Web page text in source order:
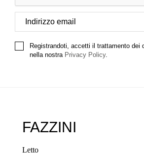
Registrandoti, accetti il trattamento dei
nella nostra Privacy Policy.
FAZZINI
Letto